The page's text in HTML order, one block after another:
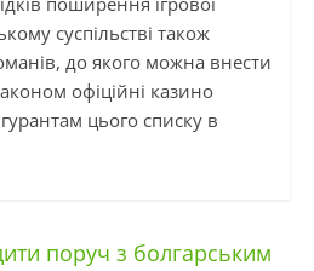
суспільстві також
до якого можна внести
офіційні казино
цього списку в
поруч з болгарським